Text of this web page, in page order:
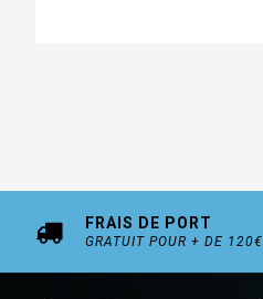
FRAIS DE PORT
GRATUIT POUR + DE 120€